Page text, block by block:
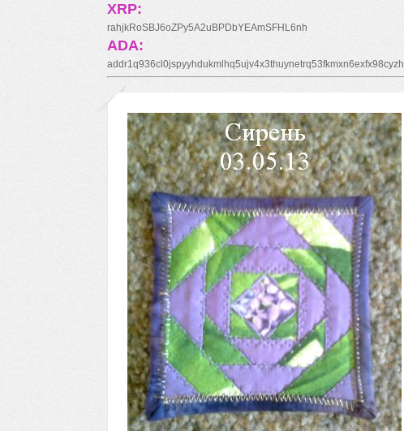
XRP:
rahjkRoSBJ6oZPy5A2uBPDbYEAmSFHL6nh
ADA: